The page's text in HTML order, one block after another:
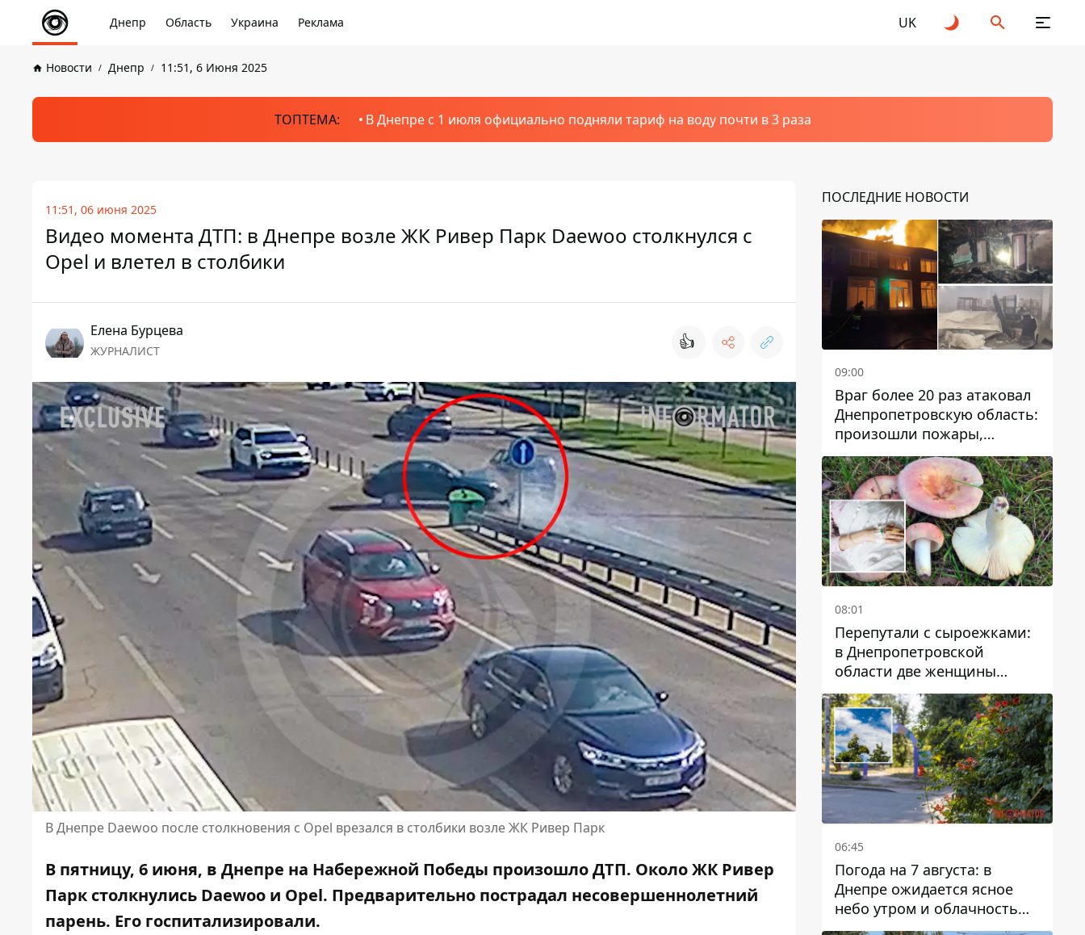
Днепр Область Украина Реклама UK
Новости Днепр 11:51, 6 Июня 2025
ТОПТЕМА: В Днепре с 1 июля официально подняли тариф на воду почти в 3 раза
11:51, 06 июня 2025
Видео момента ДТП: в Днепре возле ЖК Ривер Парк Daewoo столкнулся с
Opel и влетел в столбики
Елена Бурцева
ЖУРНАЛИСТ 👍
В Днепре Daewoo после столкновения с Opel врезался в столбики возле ЖК Ривер Парк
В пятницу, 6 июня, в Днепре на Набережной Победы произошло ДТП. Около ЖК Ривер
Парк столкнулись Daewoo и Opel. Предварительно пострадал несовершеннолетний
парень. Его госпитализировали.
ПОСЛЕДНИЕ НОВОСТИ
09:00
Враг более 20 раз атаковал
Днепропетровскую область:
произошли пожары,
повреждены дома,
инфраструктура и авто
08:01
Перепутали с сыроежками:
в Днепропетровской
области две женщины
отравились грибами
06:45
Погода на 7 августа: в
Днепре ожидается ясное
небо утром и облачность
после обеда